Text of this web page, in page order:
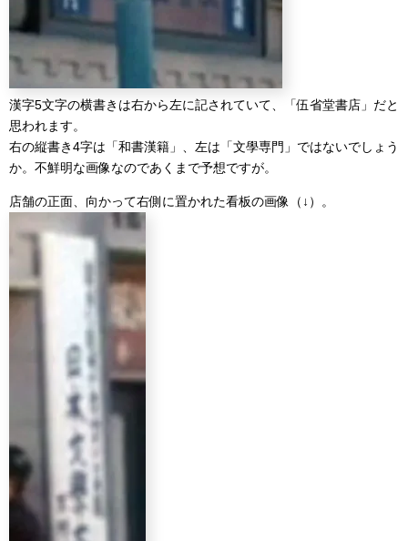
漢字5文字の横書きは右から左に記されていて、「伍省堂書店」だと
思われます。
右の縦書き4字は「和書漢籍」、左は「文學専門」ではないでしょう
か。不鮮明な画像なのであくまで予想ですが。
店舗の正面、向かって右側に置かれた看板の画像（↓）。